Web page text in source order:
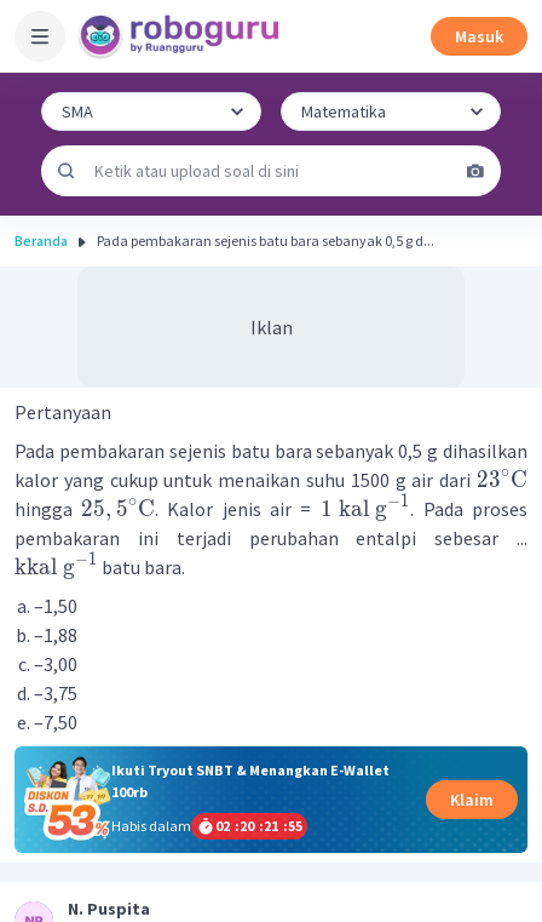
Masuk
Beranda Pada pembakaran sejenis batu bara sebanyak 0,5 g d...
Iklan
Pertanyaan
Pada pembakaran sejenis batu bara sebanyak 0,5 g dihasilkan
kalor yang cukup untuk menaikan suhu 1500 g air dari 23∘C
hingga 25, 5∘C. Kalor jenis air = 1 kal g−1. Pada proses
pembakaran ini terjadi perubahan entalpi sebesar ...
kkal g−1 batu bara.
–1,50
–1,88
–3,00
–3,75
–7,50
Ikuti Tryout SNBT & Menangkan E-Wallet
100rb
Habis dalam
02 :20 :21 :55
Klaim
N. Puspita